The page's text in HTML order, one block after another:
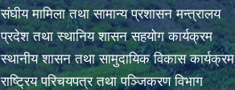
संघीय मामिला तथा सामान्य प्रशासन मन्त्रालय
प्रदेश तथा स्थानिय शासन सहयोग कार्यक्रम
स्थानीय शासन तथा सामुदायिक विकास कार्यक्रम
राष्ट्रिय परिचयपत्र तथा पञ्जिकरण विभाग